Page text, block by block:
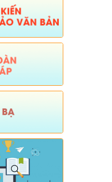
-Ngày hiệu
thông hưởng
con bằng
để thực hiện
định tại Điều
-Ngày hiệu
cáo viên cấp